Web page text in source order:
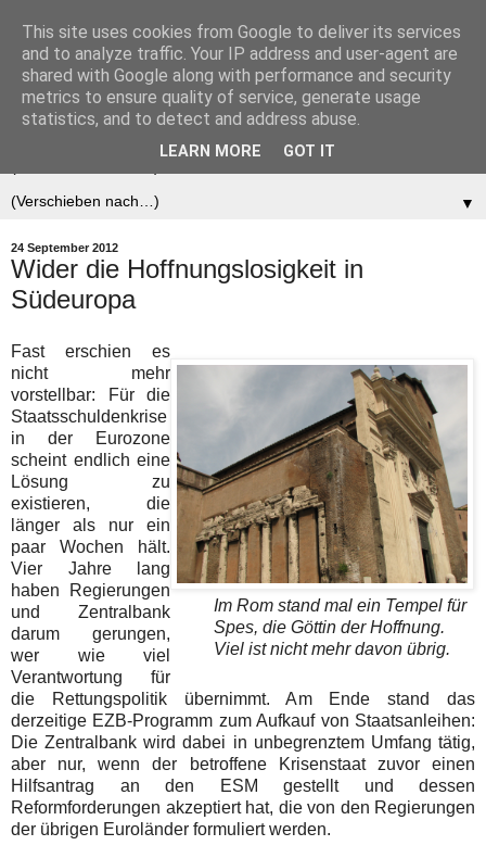
Der (europäische)
Föderalist
▼
24 September 2012
Wider die Hoffnungslosigkeit in
Südeuropa
Im Rom stand mal ein Tempel für
Spes, die Göttin der Hoffnung.
Viel ist nicht mehr davon übrig.
Fast erschien es
nicht mehr
vorstellbar: Für die
Staatsschuldenkrise
in der Eurozone
scheint endlich eine
Lösung zu
existieren, die
länger als nur ein
paar Wochen hält.
Vier Jahre lang
haben Regierungen
und Zentralbank
darum gerungen,
wer wie viel
Verantwortung für
die Rettungspolitik übernimmt. Am Ende stand das
derzeitige EZB-Programm zum Aufkauf von Staatsanleihen:
Die Zentralbank wird dabei in unbegrenztem Umfang tätig,
aber nur, wenn der betroffene Krisenstaat zuvor einen
Hilfsantrag an den ESM gestellt und dessen
Reformforderungen akzeptiert hat, die von den Regierungen
der übrigen Euroländer formuliert werden.
This site uses cookies from Google to deliver its services
and to analyze traffic. Your IP address and user-agent are
shared with Google along with performance and security
metrics to ensure quality of service, generate usage
statistics, and to detect and address abuse.
LEARN MORE GOT IT